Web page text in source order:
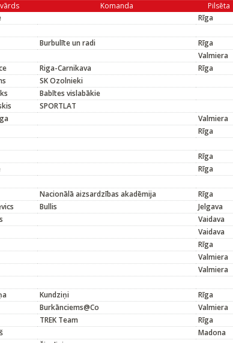
Komanda Pilsēta
Rīga
Burbulīte un radi Rīga
Valmiera
Riga-Carnikava Rīga
SK Ozolnieki
Babītes vislabākie
SPORTLAT
Valmiera
Rīga
Rīga
Rīga
Nacionālā aizsardzības akadēmija Rīga
Bullis Jelgava
Vaidava
Vaidava
Rīga
Valmiera
Valmiera
Kundziņi Rīga
Burkānciems@Co Valmiera
TREK Team Rīga
Madona